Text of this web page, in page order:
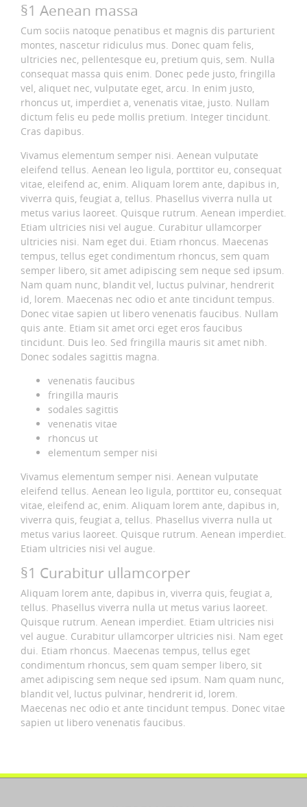
§1 Aenean massa
Cum sociis natoque penatibus et magnis dis parturient
montes, nascetur ridiculus mus. Donec quam felis,
ultricies nec, pellentesque eu, pretium quis, sem. Nulla
consequat massa quis enim. Donec pede justo, fringilla
vel, aliquet nec, vulputate eget, arcu. In enim justo,
rhoncus ut, imperdiet a, venenatis vitae, justo. Nullam
dictum felis eu pede mollis pretium. Integer tincidunt.
Cras dapibus.
Vivamus elementum semper nisi. Aenean vulputate
eleifend tellus. Aenean leo ligula, porttitor eu, consequat
vitae, eleifend ac, enim. Aliquam lorem ante, dapibus in,
viverra quis, feugiat a, tellus. Phasellus viverra nulla ut
metus varius laoreet. Quisque rutrum. Aenean imperdiet.
Etiam ultricies nisi vel augue. Curabitur ullamcorper
ultricies nisi. Nam eget dui. Etiam rhoncus. Maecenas
tempus, tellus eget condimentum rhoncus, sem quam
semper libero, sit amet adipiscing sem neque sed ipsum.
Nam quam nunc, blandit vel, luctus pulvinar, hendrerit
id, lorem. Maecenas nec odio et ante tincidunt tempus.
Donec vitae sapien ut libero venenatis faucibus. Nullam
quis ante. Etiam sit amet orci eget eros faucibus
tincidunt. Duis leo. Sed fringilla mauris sit amet nibh.
Donec sodales sagittis magna.
venenatis faucibus
fringilla mauris
sodales sagittis
venenatis vitae
rhoncus ut
elementum semper nisi
Vivamus elementum semper nisi. Aenean vulputate
eleifend tellus. Aenean leo ligula, porttitor eu, consequat
vitae, eleifend ac, enim. Aliquam lorem ante, dapibus in,
viverra quis, feugiat a, tellus. Phasellus viverra nulla ut
metus varius laoreet. Quisque rutrum. Aenean imperdiet.
Etiam ultricies nisi vel augue.
§1 Curabitur ullamcorper
Aliquam lorem ante, dapibus in, viverra quis, feugiat a,
tellus. Phasellus viverra nulla ut metus varius laoreet.
Quisque rutrum. Aenean imperdiet. Etiam ultricies nisi
vel augue. Curabitur ullamcorper ultricies nisi. Nam eget
dui. Etiam rhoncus. Maecenas tempus, tellus eget
condimentum rhoncus, sem quam semper libero, sit
amet adipiscing sem neque sed ipsum. Nam quam nunc,
blandit vel, luctus pulvinar, hendrerit id, lorem.
Maecenas nec odio et ante tincidunt tempus. Donec vitae
sapien ut libero venenatis faucibus.